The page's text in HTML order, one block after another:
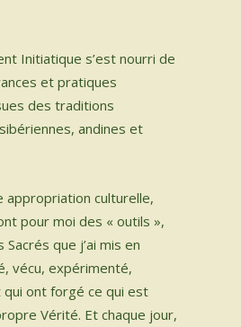
Initiatique s’est nourri de
et pratiques
des traditions
andines et
appropriation culturelle,
pour moi des « outils »,
que j’ai mis en
vécu, expérimenté,
ont forgé ce qui est
Vérité. Et chaque jour,